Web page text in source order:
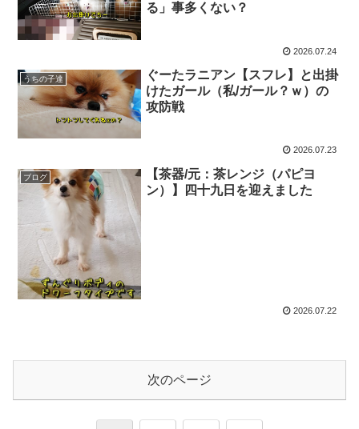
る」事多くない？
2026.07.24
うちの子達
ぐーたラニアン【スフレ】と出掛
けたガール（私/ガール？ｗ）の
攻防戦
2026.07.23
ブログ
【茶器/元：茶レンジ（パピヨ
ン）】四十九日を迎えました
2026.07.22
次のページ